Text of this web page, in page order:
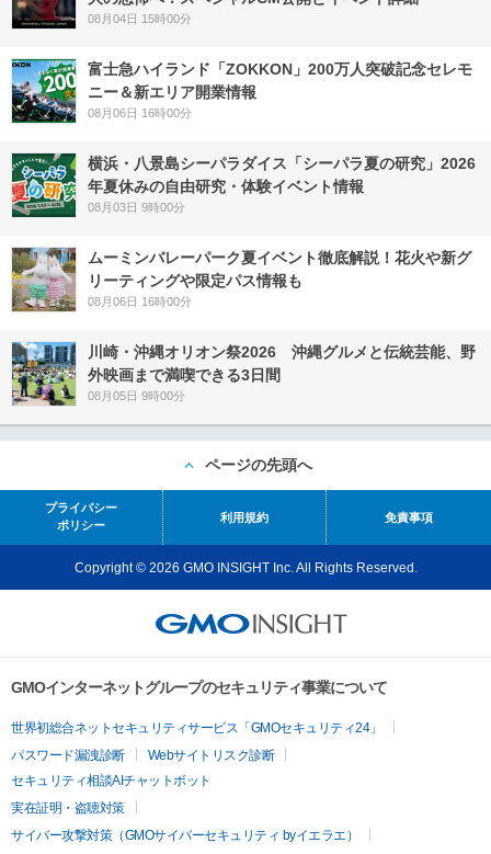
08月04日 15時00分
富士急ハイランド「ZOKKON」200万人突破記念セレモ
ニー＆新エリア開業情報
08月06日 16時00分
横浜・八景島シーパラダイス「シーパラ夏の研究」2026
年夏休みの自由研究・体験イベント情報
08月03日 9時00分
ムーミンバレーパーク夏イベント徹底解説！花火や新グ
リーティングや限定パス情報も
08月06日 16時00分
川崎・沖縄オリオン祭2026 沖縄グルメと伝統芸能、野
外映画まで満喫できる3日間
08月05日 9時00分
ページの先頭へ
プライバシー
ポリシー
利用規約 免責事項
Copyright © 2026 GMO INSIGHT Inc. All Rights Reserved.
GMOインターネットグループのセキュリティ事業について
世界初総合ネットセキュリティサービス「GMOセキュリティ24」
パスワード漏洩診断
Webサイトリスク診断
セキュリティ相談AIチャットボット
実在証明・盗聴対策
サイバー攻撃対策（GMOサイバーセキュリティ byイエラエ）